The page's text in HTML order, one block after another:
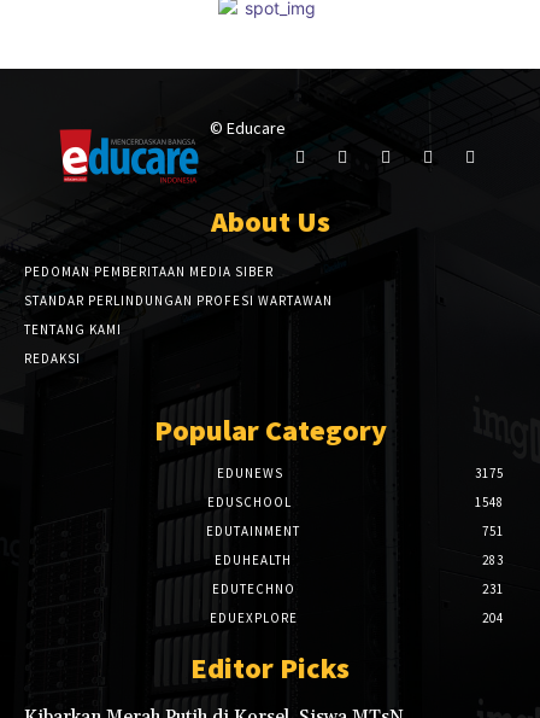
© Educare
About Us
PEDOMAN PEMBERITAAN MEDIA SIBER
STANDAR PERLINDUNGAN PROFESI WARTAWAN
TENTANG KAMI
REDAKSI
Popular Category
EDUNEWS
3175
EDUSCHOOL
1548
EDUTAINMENT
751
EDUHEALTH
283
EDUTECHNO
231
EDUEXPLORE
204
Editor Picks